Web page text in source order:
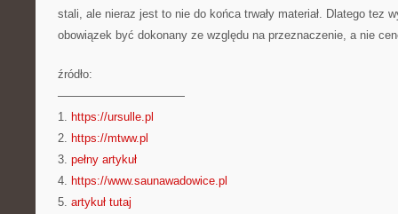
stali, ale nieraz jest to nie do końca trwały materiał. Dlatego tez
obowiązek być dokonany ze względu na przeznaczenie, a nie
źródło:
———————————
1. https://ursulle.pl
2. https://mtww.pl
3. pełny artykuł
4. https://www.saunawadowice.pl
5. artykuł tutaj